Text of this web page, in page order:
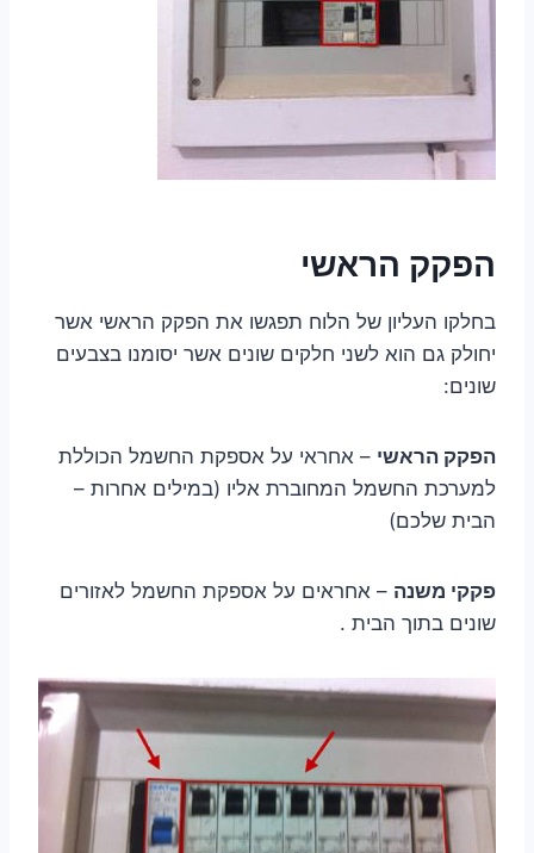
הפקק הראשי
בחלקו העליון של הלוח תפגשו את הפקק הראשי אשר
יחולק גם הוא לשני חלקים שונים אשר יסומנו בצבעים
שונים:
הפקק הראשי – אחראי על אספקת החשמל הכוללת
למערכת החשמל המחוברת אליו (במילים אחרות –
הבית שלכם)
פקקי משנה – אחראים על אספקת החשמל לאזורים
שונים בתוך הבית .